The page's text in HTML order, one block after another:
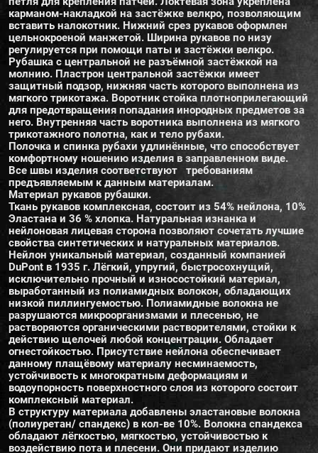
карманом-накладкой на застёжке велкро, позволяющим
вставить налокотник. Нижний срез рукавов оформлен
цельнокроеной манжетой. Ширина рукавов по низу
регулируется при помощи паты и застёжки велкро.
Рубашка с центральной не разъёмной застёжкой на
молнию. Пластрон центральной застёжки имеет
защитный подзор, нижняя часть которого выполнена из
мягкого трикотажа. Воротник стойка плотноприлегающий
для предотвращения попадания инородных предметов за
него. Внутренняя часть воротника выполнена из мягкого
трикотажного полотна, как и тело рубахи.
Полочка и спинка рубахи удлинённые, что способствует
комфортному ношению изделия в заправленном виде.
Все швы изделия соответствуют требованиям
предъявляемым к данным материалам.
Материал рукавов рубашки.
Ткань рукавов комплексная, состоит из 54% нейлона, 10%
Эластана и 36 % хлопка. Натуральная изнанка и
нейлоновая лицевая сторона позволяют сочетать лучшие
свойства синтетических и натуральных материалов.
Нейлон уникальный материал, созданный компанией
DuPont в 1935 г. Лёгкий, упругий, быстросохнущий,
исключительно прочный и износостойкий материал,
выработанный из полиамидных волокон, обладающих
низкой пиллингуемостью. Полиамидные волокна не
разрушаются микроорганизмами и плесенью, не
растворяются органическими растворителями, стойки к
действию щелочей любой концентрации. Обладает
огнестойкостью. Присутствие нейлона обеспечивает
данному плащёвому материалу несминаемость,
устойчивость к многократным деформациям и
водоупорность поверхностного слоя из которого состоит
комплексный материал.
В структуру материала добавлены эластановые волокна
(полиуретан/ спандекс) в кол-ве 10%. Волокна спандекса
обладают лёгкостью, мягкостью, устойчивостью к
воздействию пота и плесени. Они придают изделию